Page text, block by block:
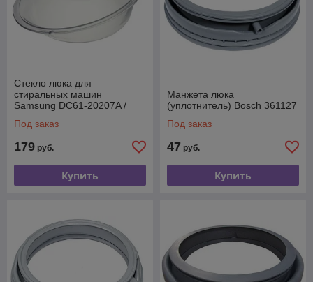
Стекло люка для
стиральных машин
Samsung DC61-20207A /
Под заказ
179 руб.
Купить
Манжета люка
(уплотнитель) Bosch 361127
Под заказ
47 руб.
Купить